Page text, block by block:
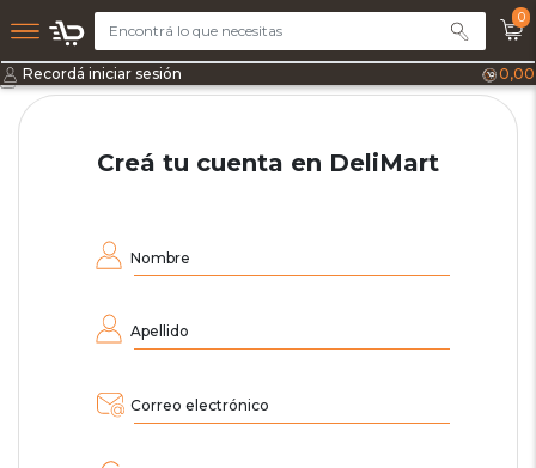
0
Recordá iniciar sesión 0,00
Creá tu cuenta en DeliMart
Nombre
Apellido
Correo electrónico